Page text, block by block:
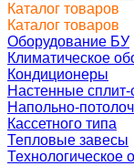
Каталог товаров
Каталог товаров
Оборудование БУ
Климатическое
Кондиционеры
Настенные
Напольно-
Кассетного типа
Тепловые завесы
Технологическое